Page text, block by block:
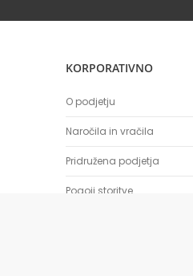
KORPORATIVNO
O podjetju
Naročila in vračila
Pridružena podjetja
Pogoji storitve